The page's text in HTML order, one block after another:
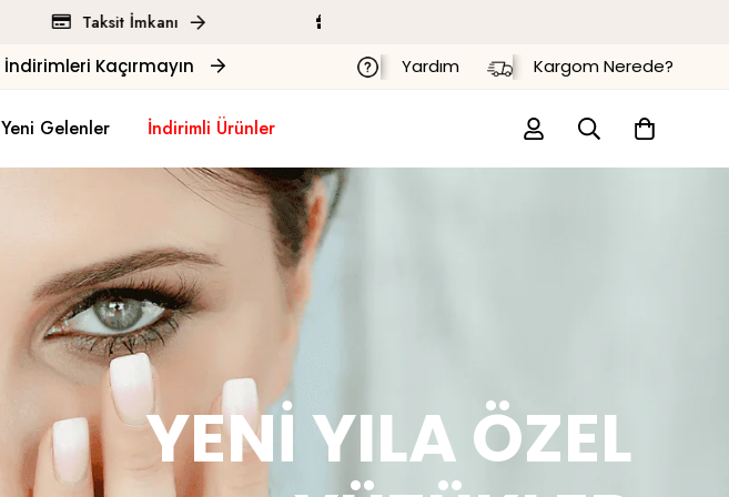
Taksit İmkanı Hediye Paketi
İndirimleri Kaçırmayın Yardım Kargom Nerede?
Yeni Gelenler İndirimli Ürünler
YENI YILA ÖZEL